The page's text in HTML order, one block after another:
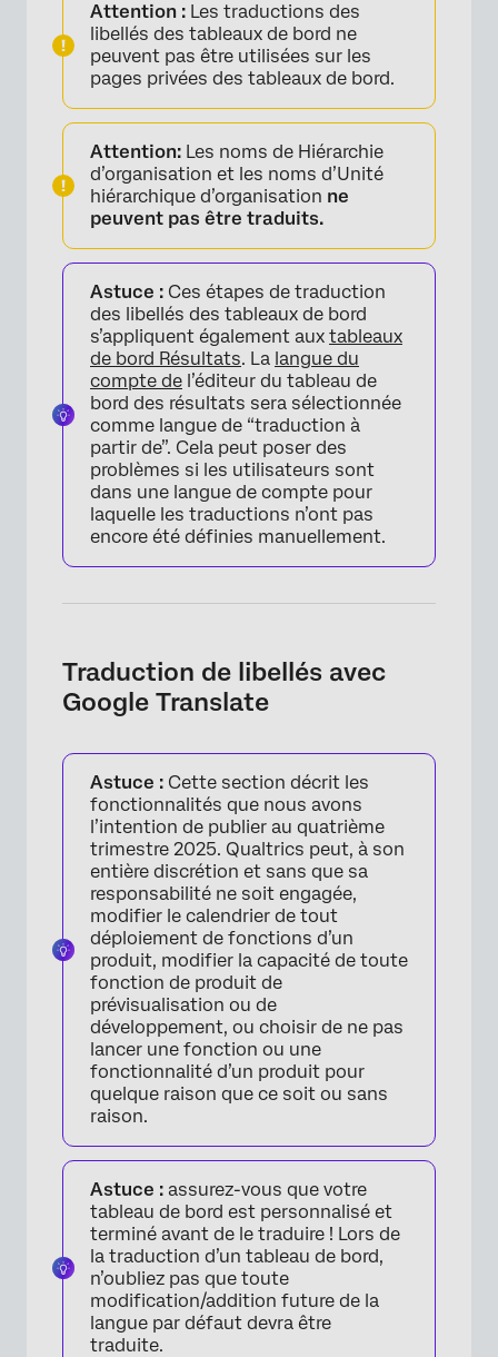
Attention : Les traductions des
libellés des tableaux de bord ne
peuvent pas être utilisées sur les
pages privées des tableaux de bord.
Attention: Les noms de Hiérarchie
d’organisation et les noms d’Unité
hiérarchique d’organisation ne
peuvent pas être traduits.
Astuce : Ces étapes de traduction
des libellés des tableaux de bord
s’appliquent également aux tableaux
de bord Résultats. La langue du
compte de l’éditeur du tableau de
bord des résultats sera sélectionnée
comme langue de “traduction à
partir de”. Cela peut poser des
problèmes si les utilisateurs sont
dans une langue de compte pour
laquelle les traductions n’ont pas
encore été définies manuellement.
Traduction de libellés avec
Google Translate
Astuce : Cette section décrit les
fonctionnalités que nous avons
l’intention de publier au quatrième
trimestre 2025. Qualtrics peut, à son
entière discrétion et sans que sa
responsabilité ne soit engagée,
modifier le calendrier de tout
déploiement de fonctions d’un
produit, modifier la capacité de toute
fonction de produit de
prévisualisation ou de
développement, ou choisir de ne pas
lancer une fonction ou une
fonctionnalité d’un produit pour
quelque raison que ce soit ou sans
raison.
Astuce : assurez-vous que votre
tableau de bord est personnalisé et
terminé avant de le traduire ! Lors de
la traduction d’un tableau de bord,
n’oubliez pas que toute
modification/addition future de la
langue par défaut devra être
traduite.